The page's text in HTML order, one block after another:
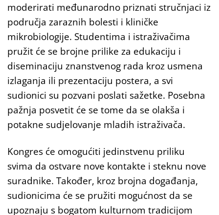
moderirati međunarodno priznati stručnjaci iz
područja zaraznih bolesti i kliničke
mikrobiologije. Studentima i istraživačima
pružit će se brojne prilike za edukaciju i
diseminaciju znanstvenog rada kroz usmena
izlaganja ili prezentaciju postera, a svi
sudionici su pozvani poslati sažetke. Posebna
pažnja posvetit će se tome da se olakša i
potakne sudjelovanje mladih istraživača.
Kongres će omogućiti jedinstvenu priliku
svima da ostvare nove kontakte i steknu nove
suradnike. Također, kroz brojna događanja,
sudionicima će se pružiti mogućnost da se
upoznaju s bogatom kulturnom tradicijom